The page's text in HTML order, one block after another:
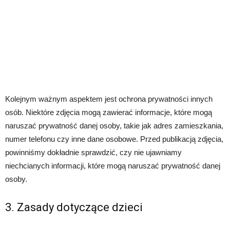
Kolejnym ważnym aspektem jest ochrona prywatności innych
osób. Niektóre zdjęcia mogą zawierać informacje, które mogą
naruszać prywatność danej osoby, takie jak adres zamieszkania,
numer telefonu czy inne dane osobowe. Przed publikacją zdjęcia,
powinniśmy dokładnie sprawdzić, czy nie ujawniamy
niechcianych informacji, które mogą naruszać prywatność danej
osoby.
3. Zasady dotyczące dzieci